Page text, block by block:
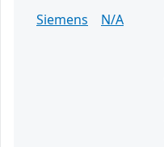
Siemens
N/A